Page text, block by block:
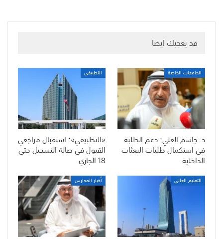
قد يعجبك ايضا
الجامعات الخاصة
د. جاسم العلي: دعم الطلبة
في استكمال طلبات البعثات
الداخلية
التطبيقي
«التطبيقي»: استقبال مراجعي
القبول في صالة التسجيل حتى
18 الجاري
التعليم العالي أخبار المدارس